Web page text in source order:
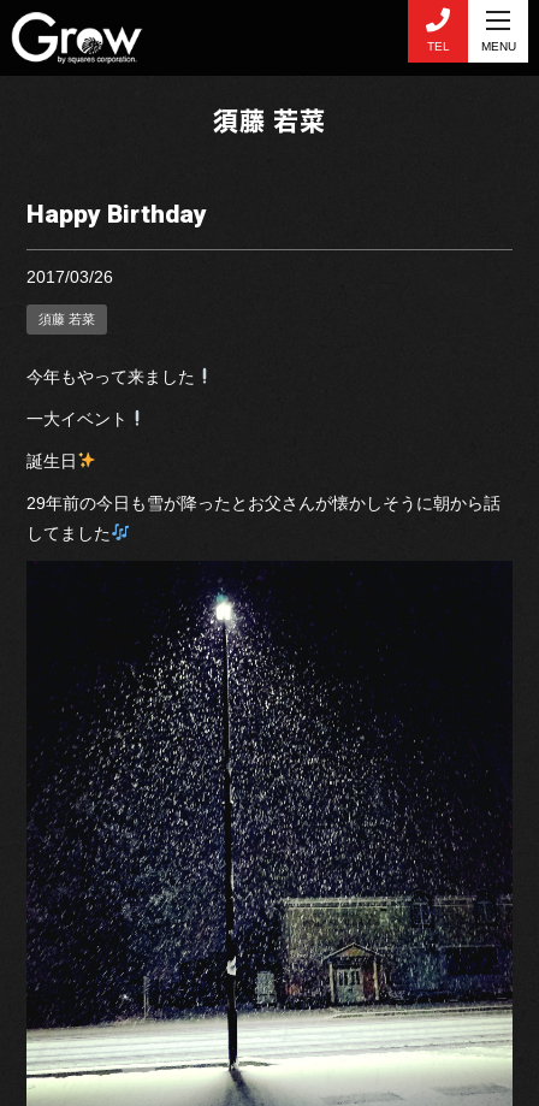
TEL MENU
須藤 若菜
Happy Birthday
2017/03/26
須藤 若菜
今年もやって来ました
一大イベント
誕生日
29年前の今日も雪が降ったとお父さんが懐かしそうに朝から話
してました